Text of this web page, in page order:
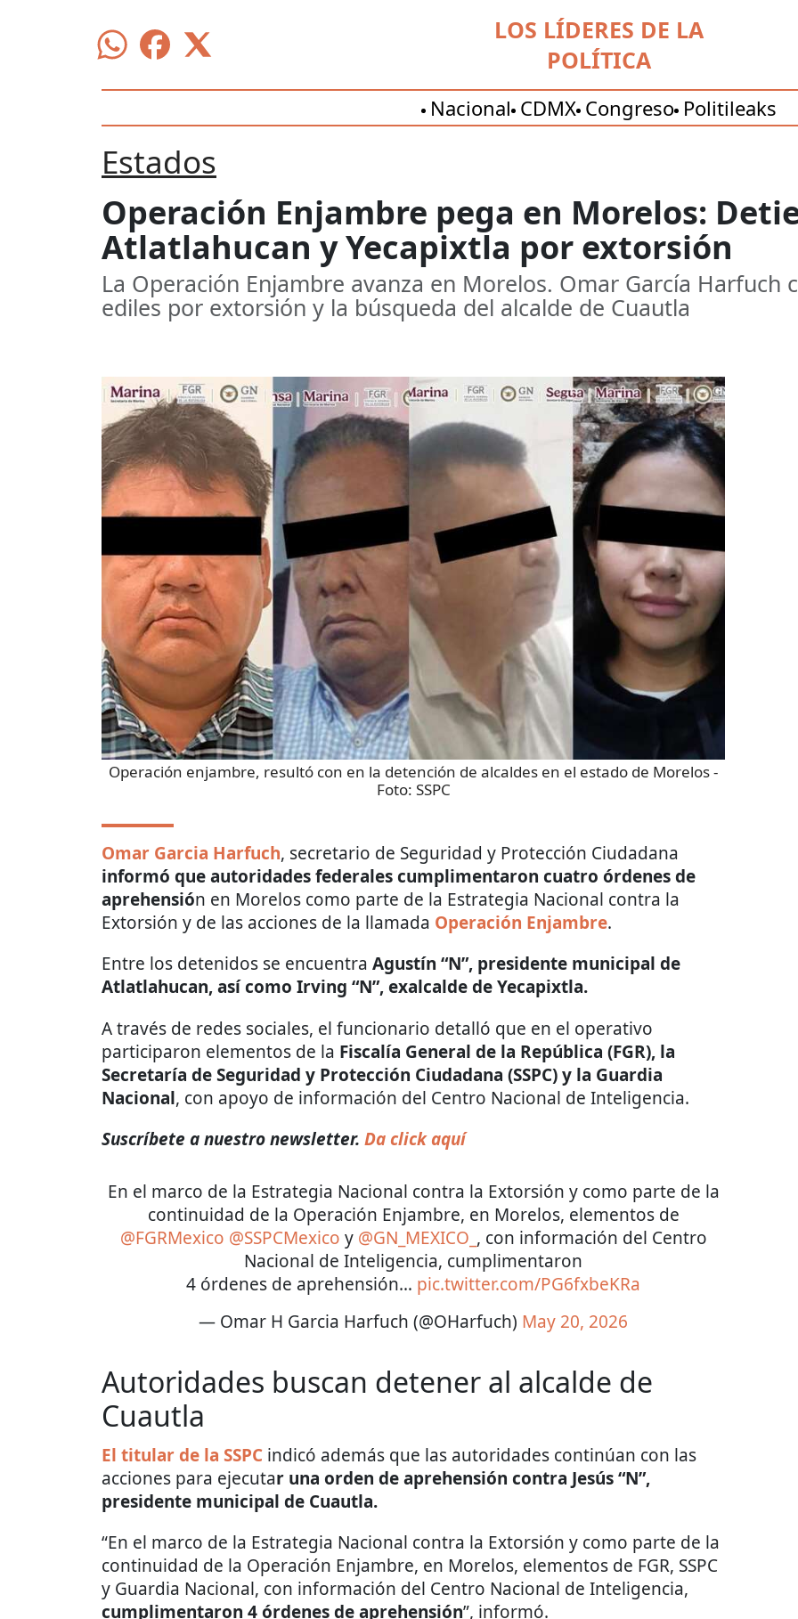
LOS LÍDERES DE LA
POLÍTICA
Nacional CDMX Congreso Politileaks
Estados
Operación Enjambre pega en Morelos:
Atlatlahucan y Yecapixtla por extorsión
La Operación Enjambre avanza en Morelos. Omar García Harfuch
ediles por extorsión y la búsqueda del alcalde de Cuautla
Operación enjambre, resultó con en la detención de alcaldes en el estado de Morelos-
Foto: SSPC
Omar Garcia Harfuch, secretario de Seguridad y Protección Ciudadana
informó que autoridades federales cumplimentaron cuatro órdenes de
aprehensión en Morelos como parte de la Estrategia Nacional contra la
Extorsión y de las acciones de la llamada Operación Enjambre.
Entre los detenidos se encuentra Agustín “N”, presidente municipal de
Atlatlahucan, así como Irving “N”, exalcalde de Yecapixtla.
A través de redes sociales, el funcionario detalló que en el operativo
participaron elementos de la Fiscalía General de la República (FGR), la
Secretaría de Seguridad y Protección Ciudadana (SSPC) y la Guardia
Nacional, con apoyo de información del Centro Nacional de Inteligencia.
Suscríbete a nuestro newsletter. Da click aquí
En el marco de la Estrategia Nacional contra la Extorsión y como parte de la
continuidad de la Operación Enjambre, en Morelos, elementos de
@FGRMexico @SSPCMexico y @GN_MEXICO_ , con información del Centro
Nacional de Inteligencia, cumplimentaron
4 órdenes de aprehensión… pic.twitter.com/PG6fxbeKRa
— Omar H Garcia Harfuch (@OHarfuch) May 20, 2026
Autoridades buscan detener al alcalde de
Cuautla
El titular de la SSPC indicó además que las autoridades continúan con las
acciones para ejecutar una orden de aprehensión contra Jesús “N”,
presidente municipal de Cuautla.
“En el marco de la Estrategia Nacional contra la Extorsión y como parte de la
continuidad de la Operación Enjambre, en Morelos, elementos de FGR, SSPC
y Guardia Nacional, con información del Centro Nacional de Inteligencia,
cumplimentaron 4 órdenes de aprehensión”, informó.